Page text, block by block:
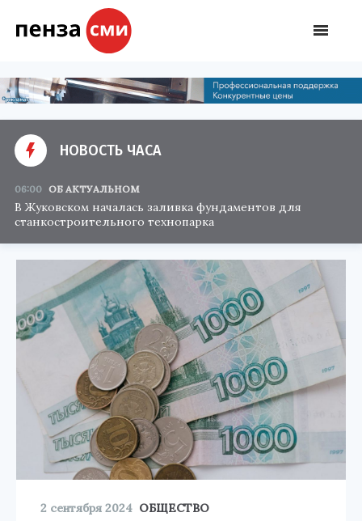
НОВОСТЬ ЧАСА
06:00 ОБ АКТУАЛЬНОМ
В Жуковском началась заливка фундаментов для
станкостроительного технопарка
2 сентября 2024 ОБЩЕСТВО